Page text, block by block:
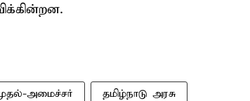
அமைச்சர் தமிழ்நாடு அரசு